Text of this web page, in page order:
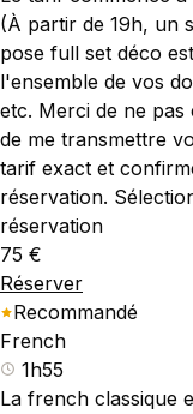
(À partir de 19h, un
pose full set déco
l'ensemble de vos
etc. Merci de ne
de me transmettre
tarif exact et
réservation.
réservation
75 €
Réserver
Recommandé
French
1h55
La french classique